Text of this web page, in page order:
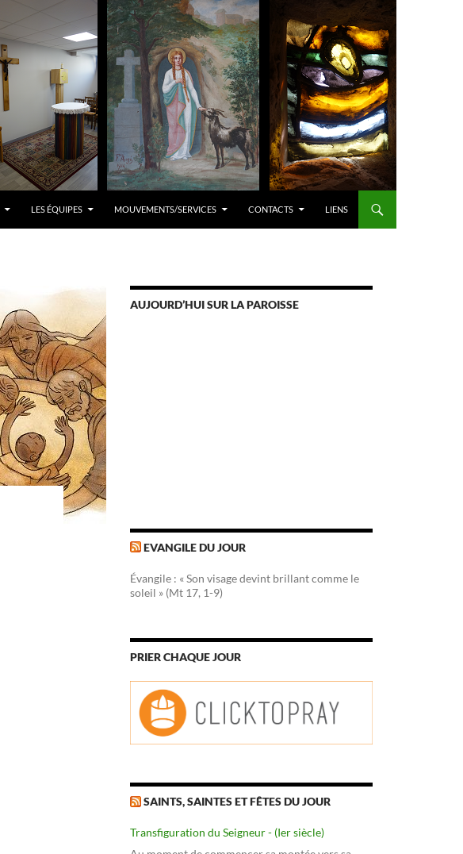
LES ÉQUIPES MOUVEMENTS/SERVICES CONTACTS LIENS
AUJOURD’HUI SUR LA PAROISSE
EVANGILE DU JOUR
Évangile : « Son visage devint brillant comme le
soleil » (Mt 17, 1-9)
PRIER CHAQUE JOUR
SAINTS, SAINTES ET FÊTES DU JOUR
Transfiguration du Seigneur - (Ier siècle)